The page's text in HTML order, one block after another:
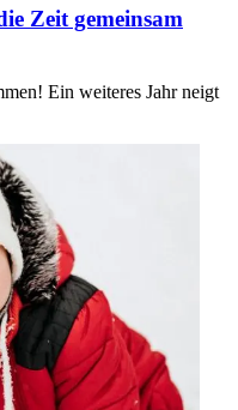
Zeit gemeinsam
Ein weiteres Jahr neigt